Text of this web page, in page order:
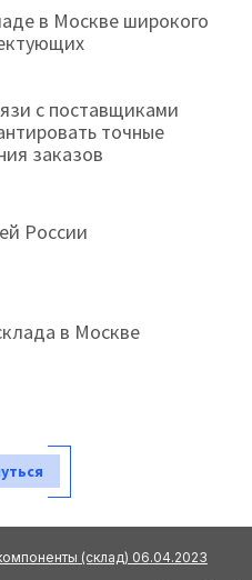
в Москве широкого
с поставщиками
точные
заказов
России
в Москве
(склад) 06.04.2023